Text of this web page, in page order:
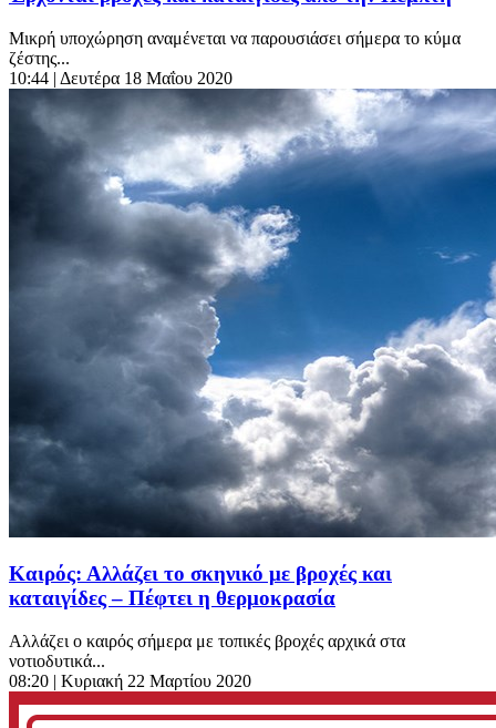
Μικρή υποχώρηση αναμένεται να παρουσιάσει σήμερα το κύμα
ζέστης...
10:44 | Δευτέρα 18 Μαΐου 2020
Καιρός: Αλλάζει το σκηνικό με βροχές και
καταιγίδες – Πέφτει η θερμοκρασία
Αλλάζει ο καιρός σήμερα με τοπικές βροχές αρχικά στα
νοτιοδυτικά...
08:20 | Κυριακή 22 Μαρτίου 2020